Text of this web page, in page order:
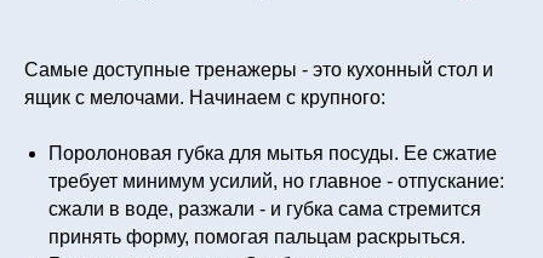
Самые доступные тренажеры - это кухонный стол и
ящик с мелочами. Начинаем с крупного:
Поролоновая губка для мытья посуды. Ее сжатие
требует минимум усилий, но главное - отпускание:
сжали в воде, разжали - и губка сама стремится
принять форму, помогая пальцам раскрыться.